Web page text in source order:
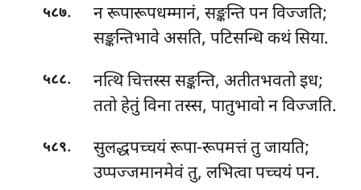
५८७. नरूपारूपधम्मानं, सङ्कन्ति पन विज्जति;
सङ्कन्तिभावे असति, पटिसन्धि कथं सिया.
५८८.
नत्थि चित्तस्स सङ्कन्ति, अतीतभवतो इध;
ततो हेतुं विना तस्स, पातुभावो न विज्जति.
५८९.
सुलद्धपच्चयं रूपा-रूपमत्तं तु जायति;
उप्पज्जमानमेवं तु, लभित्वा पच्चयं पन.